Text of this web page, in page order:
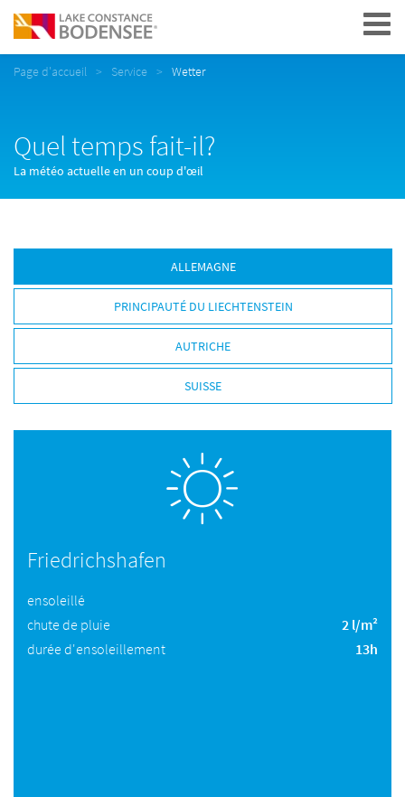
Navigation
Page d'accueil Service Wetter
Quel temps fait-il?
La météo actuelle en un coup d'œil
ALLEMAGNE
PRINCIPAUTÉ DU LIECHTENSTEIN
AUTRICHE
SUISSE
Friedrichshafen
ensoleillé
chute de pluie
2 l/m²
durée d'ensoleillement
13h